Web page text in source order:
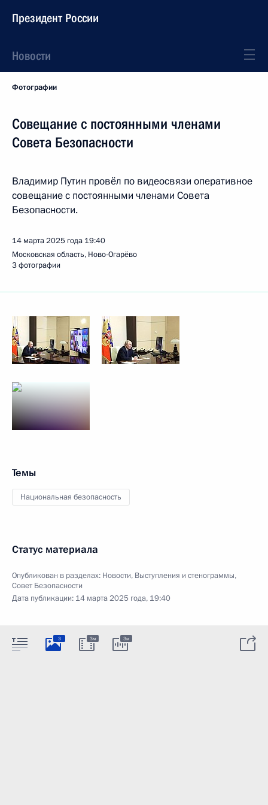
Президент России
Новости
Фотографии
Совещание с постоянными членами
Совета Безопасности
Владимир Путин провёл по видеосвязи оперативное
совещание с постоянными членами Совета
Безопасности.
14 марта 2025 года 19:40
Московская область, Ново-Огарёво
3 фотографии
Темы
Национальная безопасность
Статус материала
Опубликован в разделах: Новости, Выступления и стенограммы,
Совет Безопасности
Дата публикации: 14 марта 2025 года, 19:40
3 3м 3м